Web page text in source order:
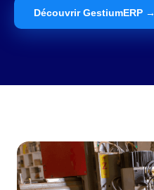
Découvrir GestiumERP →